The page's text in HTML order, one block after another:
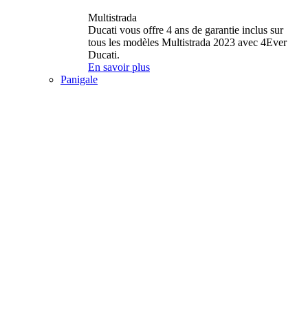
Multistrada
Ducati vous offre 4 ans de garantie inclus sur
tous les modèles Multistrada 2023 avec 4Ever
Ducati.
En savoir plus
Panigale